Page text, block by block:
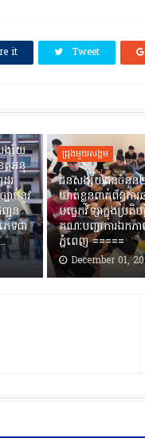
it Tweet
ង្ស័យ
តឣនុ
រ
ាប់នូវ
ជូន
េទជា
ជ្រុងមួយសង្គម
ជនសង្ស័យជនចំនួន២
ឃាត់ខ្លួនពាក់ព័ន្ធកា
បច្ចេកវិទ្យាក្នុងប្រ
គណៈបញ្ជាការឯកភា
ភ្នំពេញ ‎=====
December 01,